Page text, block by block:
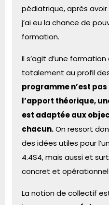
pédiatrique, après
j’ai eu la chance de
formation.
Il s’agit d’une
totalement au profil
programme n’est
l’apport théorique,
est adaptée aux
chacun.On ressort
des idées utiles pour
4.4S4, mais aussi et
concret et
La notion de collectif